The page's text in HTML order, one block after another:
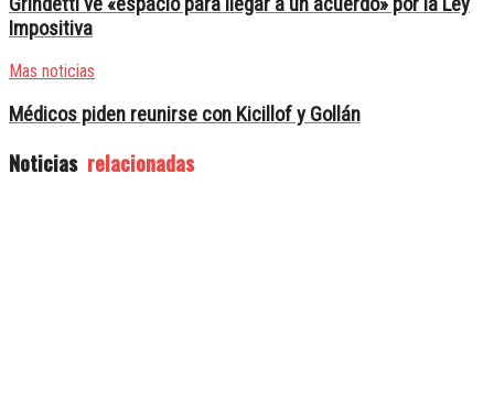
Impositiva
Mas noticias
Médicos piden reunirse con Kicillof y Gollán
Noticias relacionadas